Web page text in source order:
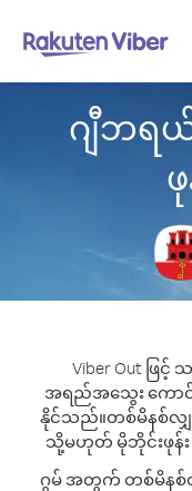
ဂျီဘရ
Viber Out ဖ
အရည်အသွေး ကောင်း
နိုင်သည်။တစ်မိနစ်လျှ
သို့မဟုတ် မိုဘိုင်းဖုန်း
ဂွမ် အတွက် တစ်မိနစ်လ